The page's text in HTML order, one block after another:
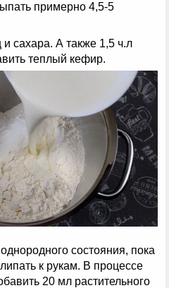
примерно 4,5-5
сахара. А также 1,5 ч.л
теплый кефир.
состояния, пока
к рукам. В процессе
20 мл растительного